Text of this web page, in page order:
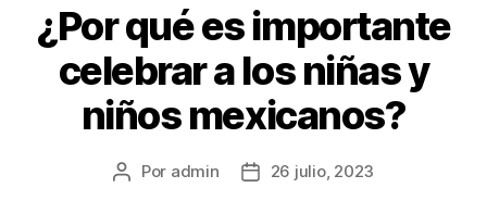
¿Por qué es importante
celebrar a los niñas y
niños mexicanos?
Autor
Por admin
Fecha26 julio, 2023